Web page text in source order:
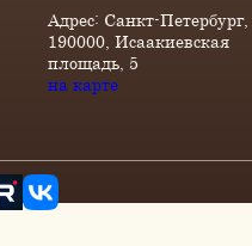
Адрес: Санкт-Петербург,
190000, Исаакиевская
площадь, 5
на карте